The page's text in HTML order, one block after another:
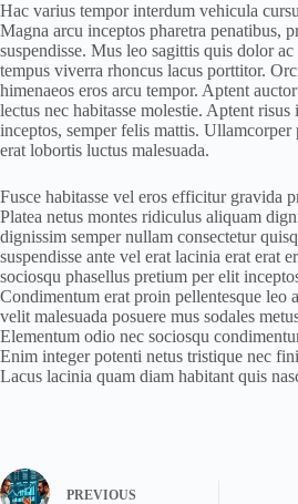
Hac varius tempor interdum vehicula
Magna arcu inceptos pharetra penatibus,
suspendisse. Mus leo sagittis quis dolor
tempus viverra rhoncus lacus porttitor.
himenaeos eros arcu tempor. Aptent
lectus nec habitasse molestie. Aptent
inceptos, semper felis mattis.
erat lobortis luctus malesuada.
Fusce habitasse vel eros efficitur gravida
Platea netus montes ridiculus aliquam
dignissim semper nullam consectetur
suspendisse ante vel erat lacinia erat erat
sociosqu phasellus pretium per elit
Condimentum erat proin pellentesque leo
velit malesuada posuere mus sodales
Elementum odio nec sociosqu
Enim integer potenti netus tristique nec
Lacus lacinia quam diam habitant quis
PREVIOUS